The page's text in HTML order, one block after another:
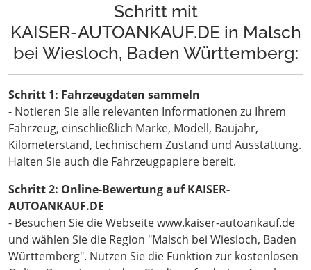
Schritt mit
KAISER-AUTOANKAUF.DE in Malsch
bei Wiesloch, Baden Württemberg:
Schritt 1: Fahrzeugdaten sammeln
- Notieren Sie alle relevanten Informationen zu Ihrem
Fahrzeug, einschließlich Marke, Modell, Baujahr,
Kilometerstand, technischem Zustand und Ausstattung.
Halten Sie auch die Fahrzeugpapiere bereit.
Schritt 2: Online-Bewertung auf KAISER-
AUTOANKAUF.DE
- Besuchen Sie die Webseite www.kaiser-autoankauf.de
und wählen Sie die Region "Malsch bei Wiesloch, Baden
Württemberg". Nutzen Sie die Funktion zur kostenlosen